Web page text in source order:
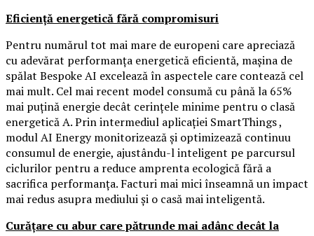
Eficiență energetică fără compromisuri
Pentru numărul tot mai mare de europeni care apreciază
cu adevărat performanța energetică eficientă, mașina de
spălat Bespoke AI excelează în aspectele care contează cel
mai mult. Cel mai recent model consumă cu până la 65%
mai puțină energie decât cerințele minime pentru o clasă
energetică A. Prin intermediul aplicației SmartThings ,
modul AI Energy monitorizează și optimizează continuu
consumul de energie, ajustându-l inteligent pe parcursul
ciclurilor pentru a reduce amprenta ecologică fără a
sacrifica performanța. Facturi mai mici înseamnă un impact
mai redus asupra mediului și o casă mai inteligentă.
Curățare cu abur care pătrunde mai adânc decât la